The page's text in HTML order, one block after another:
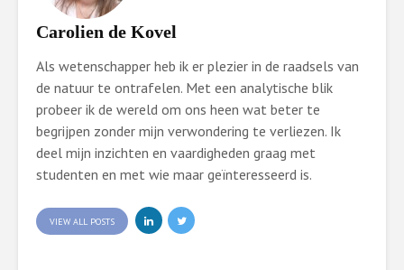
Carolien de Kovel
Als wetenschapper heb ik er plezier in de raadsels van
de natuur te ontrafelen. Met een analytische blik
probeer ik de wereld om ons heen wat beter te
begrijpen zonder mijn verwondering te verliezen. Ik
deel mijn inzichten en vaardigheden graag met
studenten en met wie maar geïnteresseerd is.
VIEW ALL POSTS